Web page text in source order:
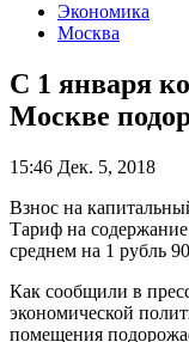
Экономика
Москва
С 1 января
Москве
15:46 Дек. 5, 2018
Взнос на
Тариф на
среднем на 1 рубль
Как сообщили в
экономической
помещения